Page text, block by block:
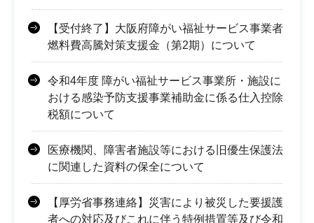
【受付終了】大阪府障がい福祉サービス事業者
燃料費高騰対策支援金（第2期）について
令和4年度 障がい福祉サービス事業所・施設に
おける感染予防支援事業補助金に係る仕入控除
税額について
医療機関、障害者施設等における旧優生保護法
に関連した資料の保全について
【厚労省事務連絡】災害により被災した要援護
者への対応及びこれに伴う特例措置等及び令和